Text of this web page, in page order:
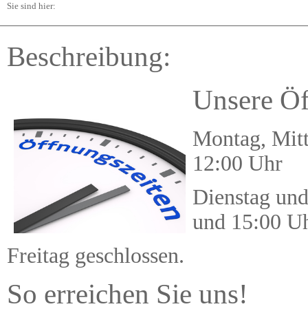
Sie sind hier:
Beschreibung:
Unsere
Montag,
12:00 Uhr
Dienstag
und 15:00
Freitag geschlossen.
So erreichen Sie uns!